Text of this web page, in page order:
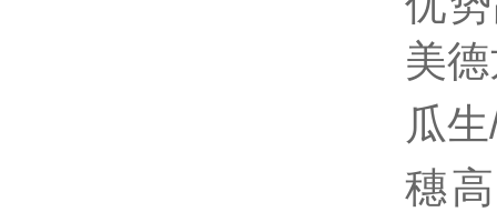
美
瓜
穗